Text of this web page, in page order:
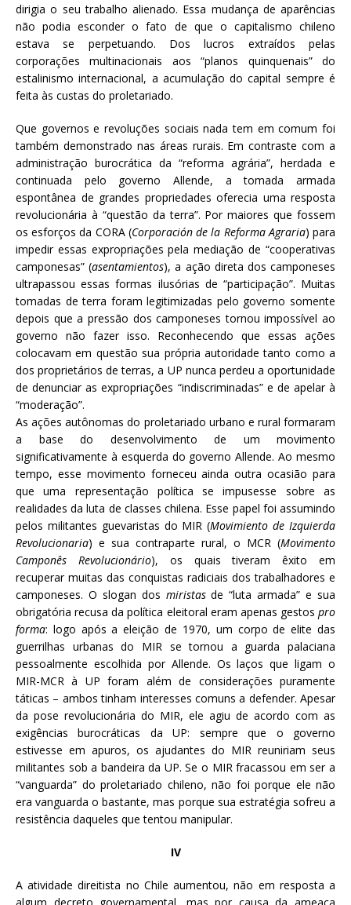
dirigia o seu trabalho alienado. Essa mudança de aparências
não podia esconder o fato de que o capitalismo chileno
estava se perpetuando. Dos lucros extraídos pelas
corporações multinacionais aos “planos quinquenais” do
estalinismo internacional, a acumulação do capital sempre é
feita às custas do proletariado.
Que governos e revoluções sociais nada tem em comum foi
também demonstrado nas áreas rurais. Em contraste com a
administração burocrática da “reforma agrária”, herdada e
continuada pelo governo Allende, a tomada armada
espontânea de grandes propriedades oferecia uma resposta
revolucionária à “questão da terra”. Por maiores que fossem
os esforços da CORA (Corporación de la Reforma Agraria) para
impedir essas expropriações pela mediação de “cooperativas
camponesas” (asentamientos), a ação direta dos camponeses
ultrapassou essas formas ilusórias de “participação”. Muitas
tomadas de terra foram legitimizadas pelo governo somente
depois que a pressão dos camponeses tornou impossível ao
governo não fazer isso. Reconhecendo que essas ações
colocavam em questão sua própria autoridade tanto como a
dos proprietários de terras, a UP nunca perdeu a oportunidade
de denunciar as expropriações “indiscriminadas” e de apelar à
“moderação”.
As ações autônomas do proletariado urbano e rural formaram
a base do desenvolvimento de um movimento
significativamente à esquerda do governo Allende. Ao mesmo
tempo, esse movimento forneceu ainda outra ocasião para
que uma representação política se impusesse sobre as
realidades da luta de classes chilena. Esse papel foi assumindo
pelos militantes guevaristas do MIR (Movimiento de Izquierda
Revolucionaria) e sua contraparte rural, o MCR (Movimento
Camponês Revolucionário), os quais tiveram êxito em
recuperar muitas das conquistas radiciais dos trabalhadores e
camponeses. O slogan dos miristasde “luta armada” e sua
obrigatória recusa da política eleitoral eram apenas gestos pro
forma: logo após a eleição de 1970, um corpo de elite das
guerrilhas urbanas do MIR se tornou a guarda palaciana
pessoalmente escolhida por Allende. Os laços que ligam o
MIR-MCR à UP foram além de considerações puramente
táticas – ambos tinham interesses comuns a defender. Apesar
da pose revolucionária do MIR, ele agiu de acordo com as
exigências burocráticas da UP: sempre que o governo
estivesse em apuros, os ajudantes do MIR reuniriam seus
militantes sob a bandeira da UP. Se o MIR fracassou em ser a
“vanguarda” do proletariado chileno, não foi porque ele não
era vanguarda o bastante, mas porque sua estratégia sofreu a
resistência daqueles que tentou manipular.
IV
A atividade direitista no Chile aumentou, não em resposta a